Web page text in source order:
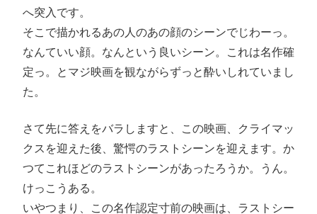
へ突入です。
そこで描かれるあの人のあの顔のシーンでじわーっ。
なんていい顔。なんという良いシーン。これは名作確
定っ。とマジ映画を観ながらずっと酔いしれていまし
た。
さて先に答えをバラしますと、この映画、クライマッ
クスを迎えた後、驚愕のラストシーンを迎えます。か
つてこれほどのラストシーンがあったろうか。うん。
けっこうある。
いやつまり、この名作認定寸前の映画は、ラストシー